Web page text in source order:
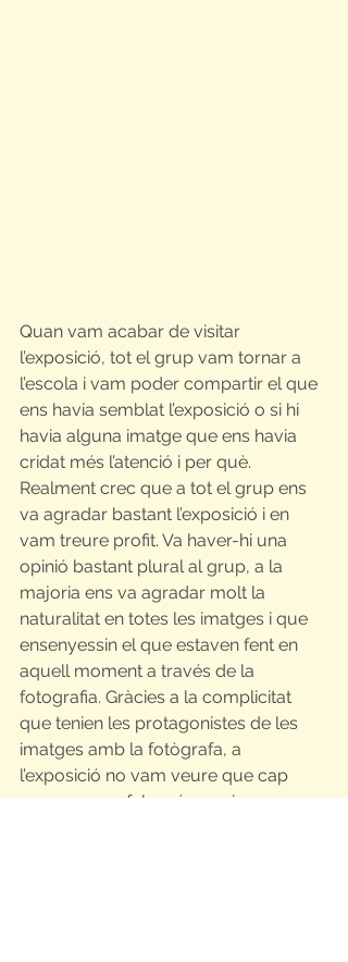
Quan vam acabar de visitar
l’exposició, tot el grup vam tornar a
l’escola i vam poder compartir el que
ens havia semblat l’exposició o si hi
havia alguna imatge que ens havia
cridat més l’atenció i per què.
Realment crec que a tot el grup ens
va agradar bastant l’exposició i en
vam treure profit. Va haver-hi una
opinió bastant plural al grup, a la
majoria ens va agradar molt la
naturalitat en totes les imatges i que
ensenyessin el que estaven fent en
aquell moment a través de la
fotografia. Gràcies a la complicitat
que tenien les protagonistes de les
imatges amb la fotògrafa, a
l’exposició no vam veure que cap
persona que falsegés res, i crec que